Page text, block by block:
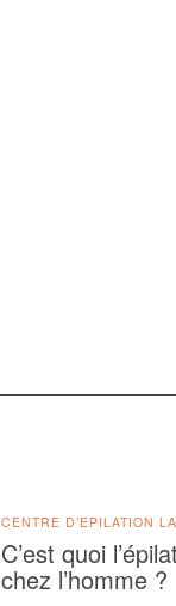
CENTRE D’EPILATION
C’est quoi
chez l’homme ?